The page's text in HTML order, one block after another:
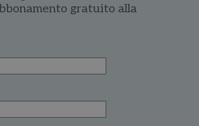
gratuito alla